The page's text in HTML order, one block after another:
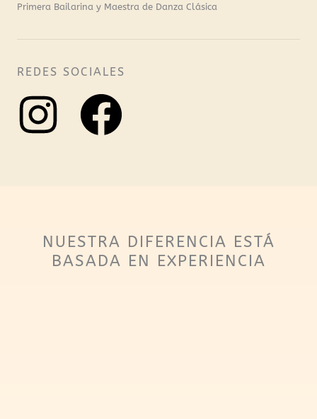
Primera Bailarina y Maestra de Danza Clásica
REDES SOCIALES
I
t
a
F
e
b
NUESTRA DIFERENCIA ESTÁ
BASADA EN EXPERIENCIA